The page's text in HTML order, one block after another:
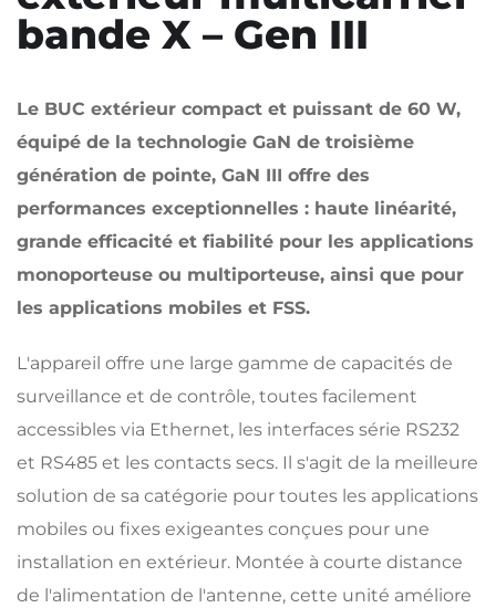
bande X – Gen III
Le BUC extérieur compact et puissant de 60 W,
équipé de la technologie GaN de troisième
génération de pointe, GaN III offre des
performances exceptionnelles : haute linéarité,
grande efficacité et fiabilité pour les applications
monoporteuse ou multiporteuse, ainsi que pour
les applications mobiles et FSS.
L'appareil offre une large gamme de capacités de
surveillance et de contrôle, toutes facilement
accessibles via Ethernet, les interfaces série RS232
et RS485 et les contacts secs. Il s'agit de la meilleure
solution de sa catégorie pour toutes les applications
mobiles ou fixes exigeantes conçues pour une
installation en extérieur. Montée à courte distance
de l'alimentation de l'antenne, cette unité améliore